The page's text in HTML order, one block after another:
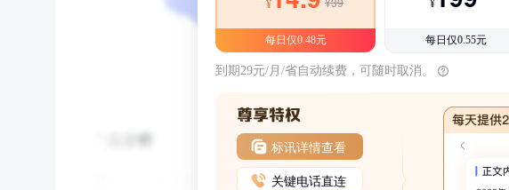
¥
每日仅0.48元
¥
每日仅0.55元
到期29元/月/省自动续费，可随时取消。
标讯详情查看
关键电话直连